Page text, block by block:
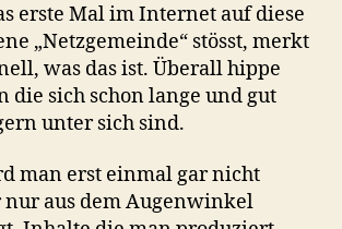
erste Mal im Internet auf diese
„Netzgemeinde“ stösst, merkt
was das ist. Überall hippe
die sich schon lange und gut
unter sich sind.
man erst einmal gar nicht
nur aus dem Augenwinkel